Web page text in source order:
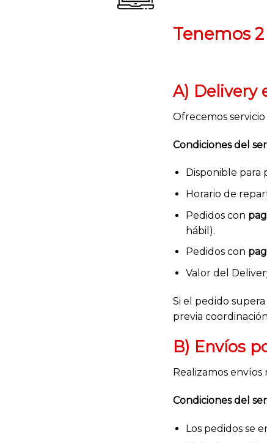
Tenemos
A) Delivery
Ofrecemos
Condiciones del
Disponible para
Horario de
Pedidos con
hábil).
Pedidos con
Valor del
Si el pedido
previa
B) Envíos
Realizamos
Condiciones del
Los pedidos se